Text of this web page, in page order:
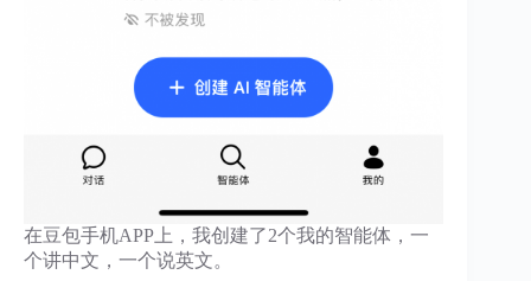
在豆包手机APP上，我创建了2个我的智能体，一
个讲中文，一个说英文。